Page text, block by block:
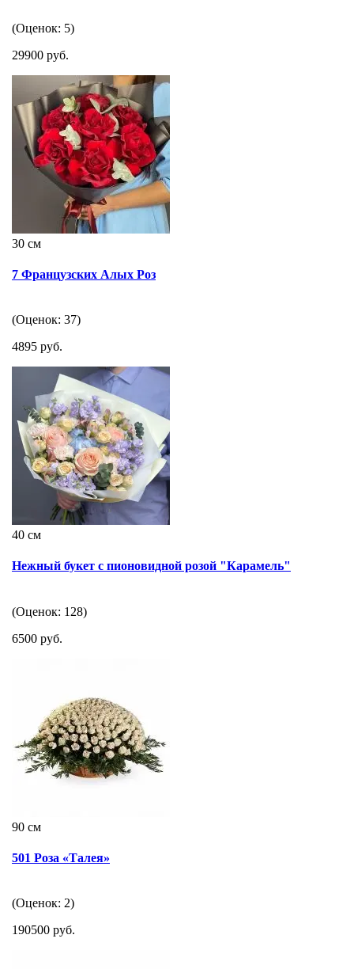
(Оценок: 5)
29900 руб.
30 см
7 Французских Алых Роз
(Оценок: 37)
4895 руб.
40 см
Нежный букет с пионовидной розой "Карамель"
(Оценок: 128)
6500 руб.
90 см
501 Роза «Талея»
(Оценок: 2)
190500 руб.